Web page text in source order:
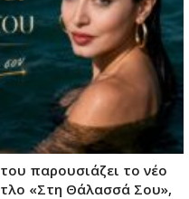
παρουσιάζει το νέο
«Στη Θάλασσά Σου»,